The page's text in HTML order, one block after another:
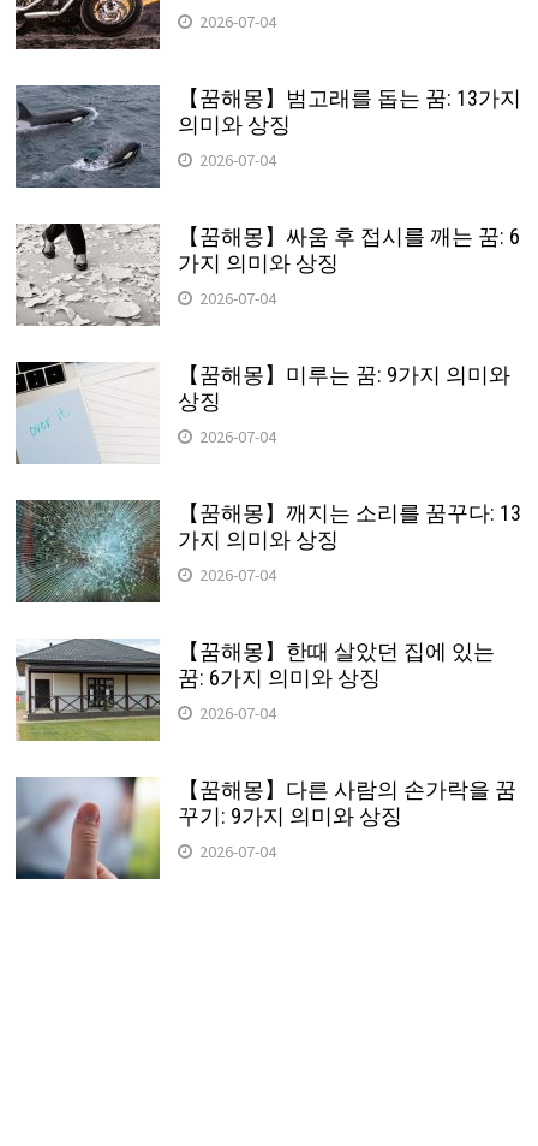
2026-07-04
【꿈해몽】범고래를 돕는 꿈: 13가지
의미와 상징
2026-07-04
【꿈해몽】싸움 후 접시를 깨는 꿈: 6
가지 의미와 상징
2026-07-04
【꿈해몽】미루는 꿈: 9가지 의미와
상징
2026-07-04
【꿈해몽】깨지는 소리를 꿈꾸다: 13
가지 의미와 상징
2026-07-04
【꿈해몽】한때 살았던 집에 있는
꿈: 6가지 의미와 상징
2026-07-04
【꿈해몽】다른 사람의 손가락을 꿈
꾸기: 9가지 의미와 상징
2026-07-04